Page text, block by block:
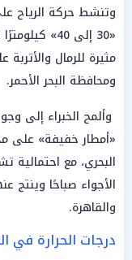
وتنشط حركة الرياح
«30 إلى 40»
مثيرة للرمال
ومحافظة البحر الأحمر.
«أمطار خفيفة» على
البحري، مع
الأجواء صباحًا وينتج
والقاهرة.
درجات الحرارة في